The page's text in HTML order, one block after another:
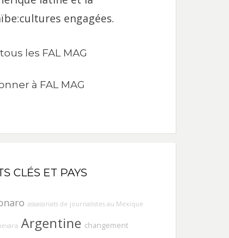
les FAL MAG
à FAL MAG
CLÉS ET PAYS
assassinats de journalistes au Mexique
Argentine changement